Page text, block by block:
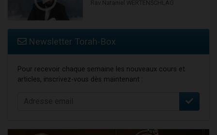
Newsletter Torah-Box
Pour recevoir chaque semaine les nouveaux cours et
articles, inscrivez-vous dès maintenant :